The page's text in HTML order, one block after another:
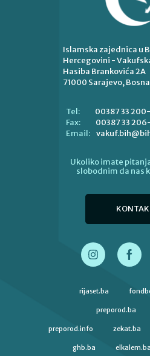
Islamska zajednica u
Hercegovini -
Hasiba Brankovića 2A
71000 Sarajevo,
Tel:
00387 33
Fax:
00387 33
Email:
Ukoliko imate
slobodnim da nas
rijaset.ba
preporod.ba
preporod.info zekat.ba
ghb.ba elkalem.ba